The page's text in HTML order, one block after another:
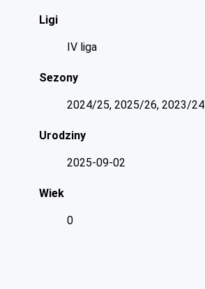
Ligi
IV liga
Sezony
2024/25, 2025/26, 2023/24
Urodziny
2025-09-02
Wiek
0